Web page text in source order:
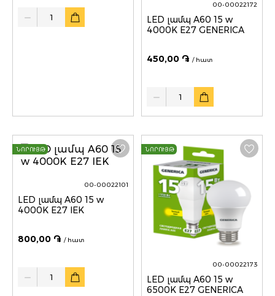
Quantity
00-00022172
LED լամպ A60 15 w
4000K E27 GENERICA
450,00 ֏ / հատ
Quantity
ՆՈՐՈՒՅԹ
00-00022101
LED լամպ A60 15 w
4000K E27 IEK
800,00 ֏ / հատ
Quantity
ՆՈՐՈՒՅԹ
00-00022173
LED լամպ A60 15 w
6500K E27 GENERICA